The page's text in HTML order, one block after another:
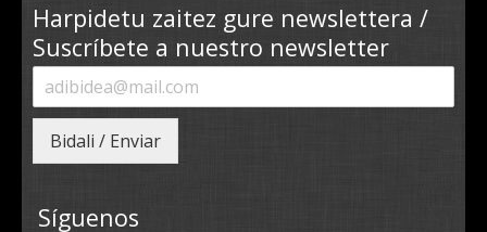
Harpidetu zaitez gure newslettera /
Suscríbete a nuestro newsletter
Bidali / Enviar
Síguenos